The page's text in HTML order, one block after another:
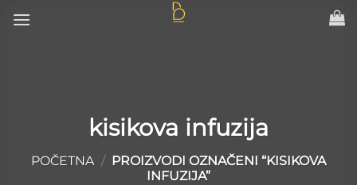
kisikova infuzija
POČETNA /
PROIZVODI OZNAČENI “KISIKOVA
INFUZIJA”